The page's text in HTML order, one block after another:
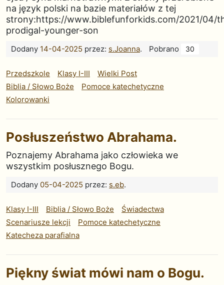
na język polski na bazie materiałów z tej
strony:https://www.biblefunforkids.com/2021/04/
prodigal-younger-son
Dodany 14-04-2025 przez: s.Joanna. Pobrano 30
Przedszkole Klasy I-III
Wielki Post
Biblia / Słowo Boże
Pomoce katechetyczne
Kolorowanki
Posłuszeństwo Abrahama.
Poznajemy Abrahama jako człowieka we
wszystkim posłusznego Bogu.
Dodany 05-04-2025 przez: s.eb.
Klasy I-III Biblia / Słowo Boże
Świadectwa
Scenariusze lekcji
Pomoce katechetyczne
Katecheza parafialna
Piękny świat mówi nam o Bogu.